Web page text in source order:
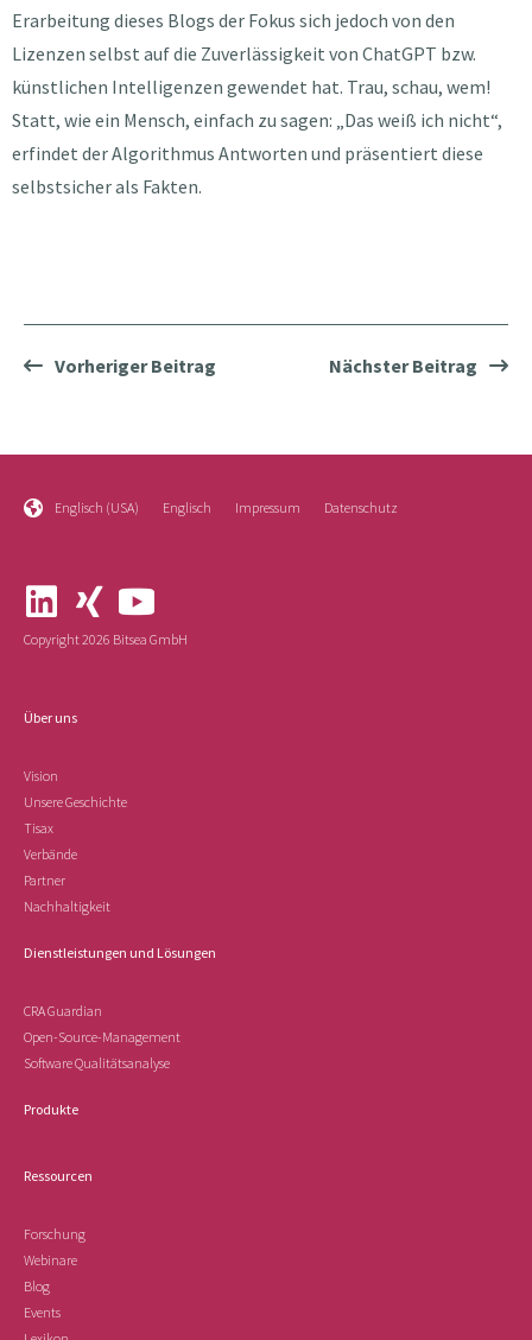
Erarbeitung dieses Blogs der Fokus sich jedoch von den
Lizenzen selbst auf die Zuverlässigkeit von ChatGPT bzw.
künstlichen Intelligenzen gewendet hat. Trau, schau, wem!
Statt, wie ein Mensch, einfach zu sagen: „Das weiß ich nicht“,
erfindet der Algorithmus Antworten und präsentiert diese
selbstsicher als Fakten.
Vorheriger Beitrag Nächster Beitrag
Datenschutz
Impressum
Englisch
Englisch (USA)
Copyright 2026 Bitsea GmbH
Über uns
Vision
Unsere Geschichte
Tisax
Verbände
Partner
Nachhaltigkeit
Dienstleistungen und Lösungen
CRA Guardian
Open-Source-Management
Software Qualitätsanalyse
Produkte
Ressourcen
Forschung
Webinare
Blog
Events